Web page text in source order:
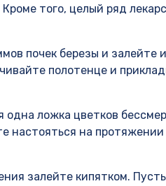
того, целый ряд
почек березы и залейте
полотенце и
ложка цветков
настояться на
залейте кипятком.